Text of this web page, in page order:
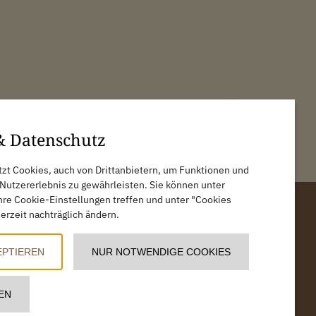
Datenschutz
Cookies, auch von Drittanbietern, um Funktionen und
zu gewährleisten. Sie können unter
Cookie-Einstellungen treffen und unter "Cookies
nachträglich ändern.
NUR NOTWENDIGE COOKIES